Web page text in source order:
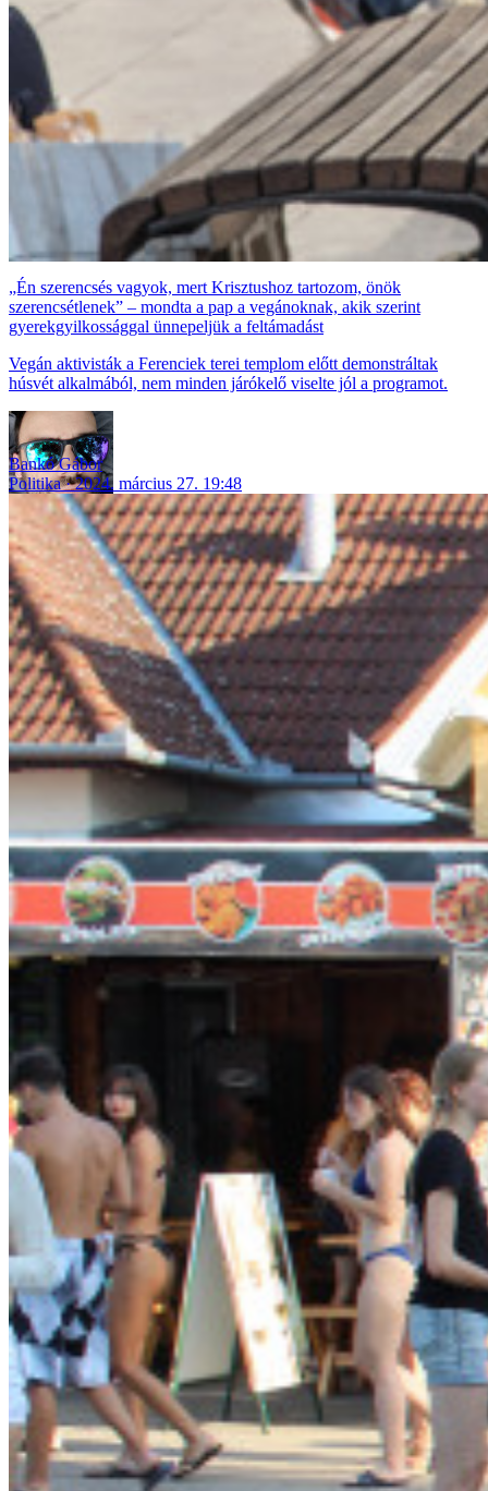
„Én szerencsés vagyok, mert Krisztushoz tartozom, önök
szerencsétlenek” – mondta a pap a vegánoknak, akik szerint
gyerekgyilkossággal ünnepeljük a feltámadást
Vegán aktivisták a Ferenciek terei templom előtt demonstráltak
húsvét alkalmából, nem minden járókelő viselte jól a programot.
Bankó Gábor
Politika
2024. március 27. 19:48